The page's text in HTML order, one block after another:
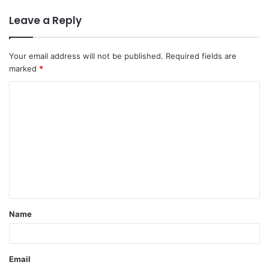
Leave a Reply
Your email address will not be published. Required fields are
marked *
t
*
Name
Email